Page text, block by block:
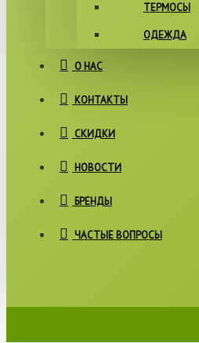
ТЕРМОСЫ
ОДЕЖДА
О НАС
КОНТАКТЫ
СКИДКИ
НОВОСТИ
БРЕНДЫ
ЧАСТЫЕ ВОПРОСЫ